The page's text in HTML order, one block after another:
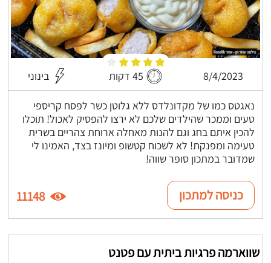
8/4/2023 45 דקות בינוני
נאגטס כמו של מקדונלדס ללא גלוטן כשר לפסח קריספי
טעים וממכר שהילדים שלכם לא ירצו להפסיק לאכול! תוכלו
להכין איתם בחג וגם להנות מאחלה ארוחת צהריים בשרית
טעימה ומפנקת! לא לשכוח קטשופ ומיונז בצד, האמינו לי
שמדובר במתכון סופר שווה!
כניסה למתכון 11148
שווארמה פרגיות ביתית עם פטנט